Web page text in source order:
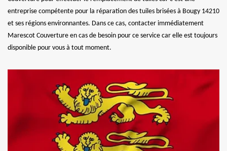
entreprise compétente pour la réparation des tuiles brisées à Bougy 14210
et ses régions environnantes. Dans ce cas, contacter immédiatement
Marescot Couverture en cas de besoin pour ce service car elle est toujours
disponible pour vous à tout moment.